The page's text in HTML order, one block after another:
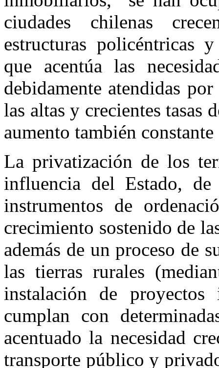
ciudades chilenas
estructuras policéntricas
que acentúa las
debidamente atendidas
las altas y crecientes
aumento también
La privatización de los
influencia del Estado,
instrumentos de
crecimiento sostenido de
además de un proceso de
las tierras rurales
instalación de
cumplan con
acentuado la necesidad
transporte público y